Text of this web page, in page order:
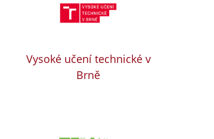
Vysoké učení technické v
Brně